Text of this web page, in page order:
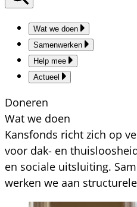
Wat we doen
Samenwerken
Help mee
Actueel
Doneren
Wat we doen
Kansfonds richt zich op
voor dak- en
en sociale uitsluiting.
werken we aan